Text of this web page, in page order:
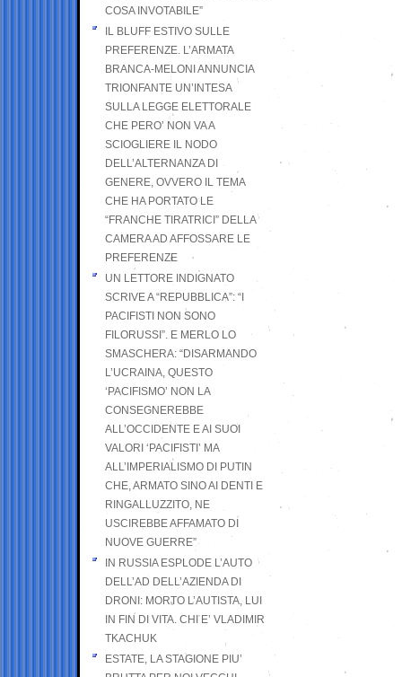
COSA INVOTABILE”
IL BLUFF ESTIVO SULLE
PREFERENZE. L’ARMATA
BRANCA-MELONI ANNUNCIA
TRIONFANTE UN’INTESA
SULLA LEGGE ELETTORALE
CHE PERO’ NON VA A
SCIOGLIERE IL NODO
DELL’ALTERNANZA DI
GENERE, OVVERO IL TEMA
CHE HA PORTATO LE
“FRANCHE TIRATRICI” DELLA
CAMERA AD AFFOSSARE LE
PREFERENZE
UN LETTORE INDIGNATO
SCRIVE A “REPUBBLICA”: “I
PACIFISTI NON SONO
FILORUSSI”. E MERLO LO
SMASCHERA: “DISARMANDO
L’UCRAINA, QUESTO
‘PACIFISMO’ NON LA
CONSEGNEREBBE
ALL’OCCIDENTE E AI SUOI
VALORI ‘PACIFISTI’ MA
ALL’IMPERIALISMO DI PUTIN
CHE, ARMATO SINO AI DENTI E
RINGALLUZZITO, NE
USCIREBBE AFFAMATO DI
NUOVE GUERRE”
IN RUSSIA ESPLODE L’AUTO
DELL’AD DELL’AZIENDA DI
DRONI: MORTO L’AUTISTA, LUI
IN FIN DI VITA. CHI E’ VLADIMIR
TKACHUK
ESTATE, LA STAGIONE PIU’